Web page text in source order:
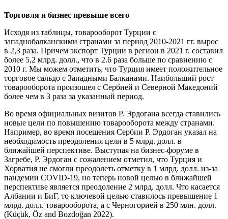
Торговля и бизнес превыше всего
Исходя из таблицы, товарооборот Турции с
западнобалканскими странами за период 2010-2021 гг. вырос
в 2,3 раза. Причем экспорт Турции в регион в 2021 г. составил
более 5,2 млрд. долл., что в 2.6 раза больше по сравнению с
2010 г. Мы можем отметить, что Турция имеет положительное
торговое сальдо с Западными Балканами. Наибольший рост
товарооборота произошел с Сербией и Северной Македоний
более чем в 3 раза за указанный период.
Во время официальных визитов Р. Эрдогана всегда ставились
новые цели по повышению товарооборота между странами.
Например, во время посещения Сербии Р. Эрдоган указал на
необходимость преодоления цели в 5 млрд. долл. в
ближайшей перспективе. Выступая на бизнес-форуме в
Загребе, Р. Эрдоган с сожалением отметил, что Турция и
Хорватия не смогли преодолеть отметку в 1 млрд. долл. из-за
пандемии COVID-19, но теперь новой целью в ближайшей
перспективе является преодоление 2 млрд. долл. Что касается
Албании и БиГ, то ключевой целью ставилось превышение 1
млрд. долл. товарооборота, а с Черногорией в 250 млн. долл.
(Küçük, Öz and Bozdoğan 2022).